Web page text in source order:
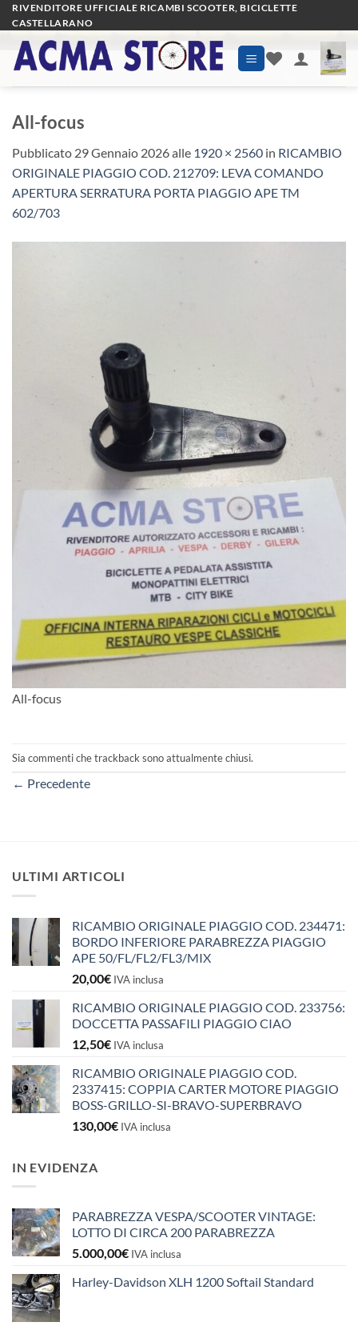
Salta
ai
contenuti
RIVENDITORE UFFICIALE RICAMBI SCOOTER, BICICLETTE
CASTELLARANO
All-focus
Pubblicato 29 Gennaio 2026alle 1920 × 2560 in RICAMBIO
ORIGINALE PIAGGIO COD. 212709: LEVA COMANDO
APERTURA SERRATURA PORTA PIAGGIO APE TM
602/703
All-focus
Sia commenti che trackback sono attualmente chiusi.
← Precedente
ULTIMI ARTICOLI
RICAMBIO ORIGINALE PIAGGIO COD. 234471:
BORDO INFERIORE PARABREZZA PIAGGIO
APE 50/FL/FL2/FL3/MIX
20,00€ IVA inclusa
RICAMBIO ORIGINALE PIAGGIO COD. 233756:
DOCCETTA PASSAFILI PIAGGIO CIAO
12,50€ IVA inclusa
RICAMBIO ORIGINALE PIAGGIO COD.
2337415: COPPIA CARTER MOTORE PIAGGIO
BOSS-GRILLO-SI-BRAVO-SUPERBRAVO
130,00€ IVA inclusa
IN EVIDENZA
PARABREZZA VESPA/SCOOTER VINTAGE:
LOTTO DI CIRCA 200 PARABREZZA
5.000,00€ IVA inclusa
Harley-Davidson XLH 1200 Softail Standard